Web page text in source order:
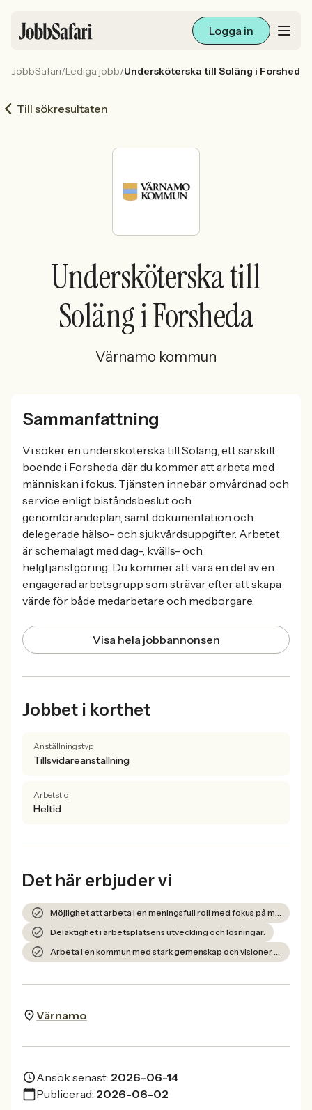
Logga in
Arbetsliv och karriär
För arbetsgivare
Sök med AI
Ny här? Skapa konto
JobbSafari/Lediga jobb/Undersköterska till Soläng i Forsheda
Till sökresultaten
Undersköterska till
Soläng i Forsheda
Värnamo kommun
Sammanfattning
Vi söker en undersköterska till Soläng, ett särskilt
boende i Forsheda, där du kommer att arbeta med
människan i fokus. Tjänsten innebär omvårdnad och
service enligt biståndsbeslut och
genomförandeplan, samt dokumentation och
delegerade hälso- och sjukvårdsuppgifter. Arbetet
är schemalagt med dag-, kvälls- och
helgtjänstgöring. Du kommer att vara en del av en
engagerad arbetsgrupp som strävar efter att skapa
värde för både medarbetare och medborgare.
Visa hela jobbannonsen
Jobbet i korthet
Anställningstyp
Tillsvidareanstallning
Arbetstid
Heltid
Det här erbjuder vi
Möjlighet att arbeta i en meningsfull roll med fokus på människan.
Delaktighet i arbetsplatsens utveckling och lösningar.
Arbeta i en kommun med stark gemenskap och visioner för framtiden.
Värnamo
Ansök senast: 2026-06-14
Publicerad: 2026-06-02